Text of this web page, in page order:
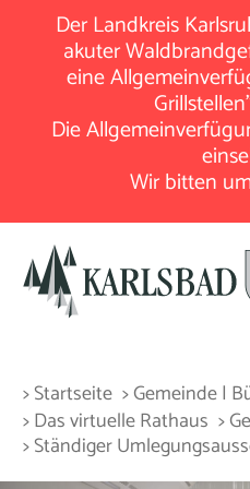
Der Landkreis
akuter
eine
Die
Wir bitten
> Startseite > Gemeinde |
> Das virtuelle Rathaus >
> Ständiger